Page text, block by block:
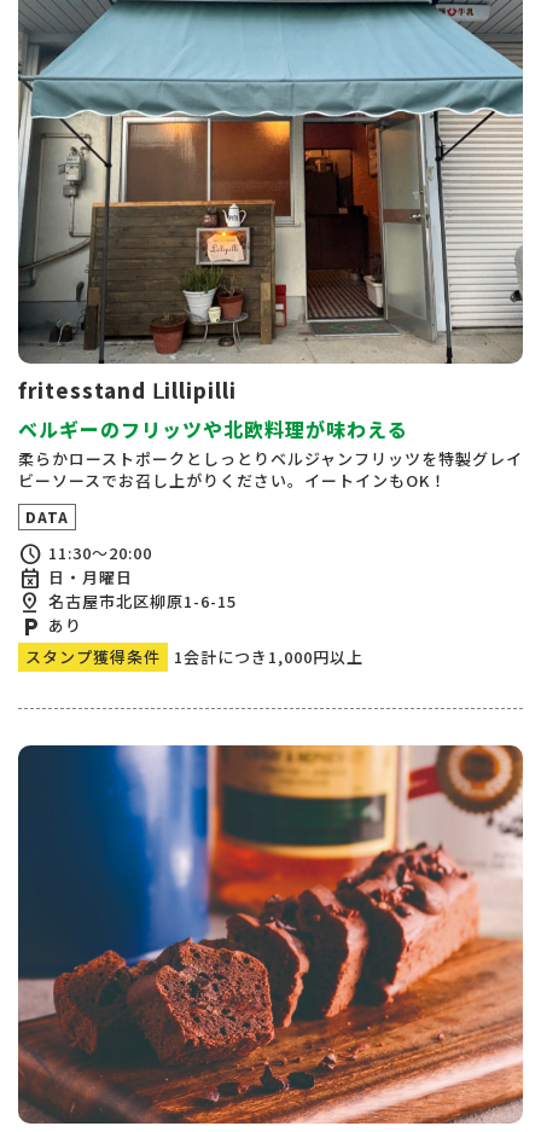
fritesstand Ⅼillipilli
ベルギーのフリッツや北欧料理が味わえる
柔らかローストポークとしっとりベルジャンフリッツを特製グレイ
ビーソースでお召し上がりください。イートインもOK！
DATA
schedule 11:30～20:00
event_busy 日・月曜日
pin_drop 名古屋市北区柳原1-6-15
local_parking あり
スタンプ獲得条件
1会計につき1,000円以上